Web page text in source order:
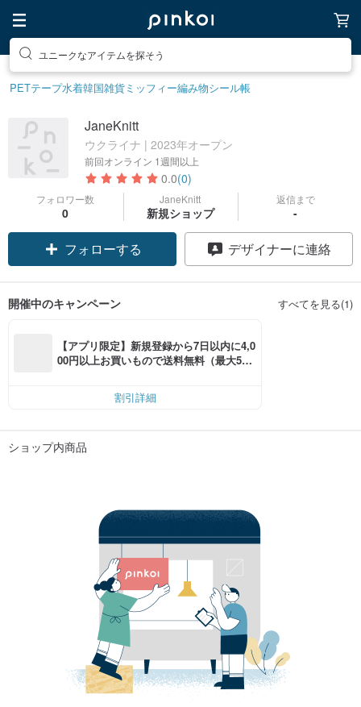
ユニークなアイテムを探そう
PETテープ水着韓国雑貨ミッフィー編み物シール帳
JaneKnitt
ウクライナ | 2023年オープン
前回オンライン 1週間以上
0.0(0)
フォロワー数
0
JaneKnitt
新規ショップ
返信まで
-
フォローする デザイナーに連絡
開催中のキャンペーン すべてを見る(1)
【アプリ限定】新規登録から7日以内に4,0
00円以上お買いもので送料無料（最大500
割引詳細
ショップ内商品